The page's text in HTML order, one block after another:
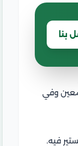
بنا
معين وفي
فيه.